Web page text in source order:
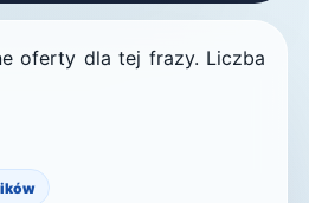
oferty dla tej frazy. Liczba